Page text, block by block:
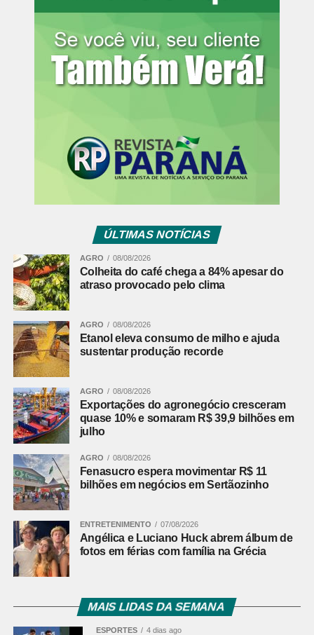
financiamento de políticas públicas voltadas à promoção
da igualdade racial no Paraná.
Informações para a imprensa:
Assessoria de Comunicação
Ministério Público PR
ÚLTIMAS NOTÍCIAS
AGRO 08/08/2026
Colheita do café chega a 84% apesar do
atraso provocado pelo clima
AGRO 08/08/2026
Etanol eleva consumo de milho e ajuda
sustentar produção recorde
AGRO 08/08/2026
Exportações do agronegócio cresceram
quase 10% e somaram R$ 39,9 bilhões em
julho
AGRO 08/08/2026
Fenasucro espera movimentar R$ 11
bilhões em negócios em Sertãozinho
ENTRETENIMENTO 07/08/2026
Angélica e Luciano Huck abrem álbum de
fotos em férias com família na Grécia
MAIS LIDAS DA SEMANA
ESPORTES 4 dias ago